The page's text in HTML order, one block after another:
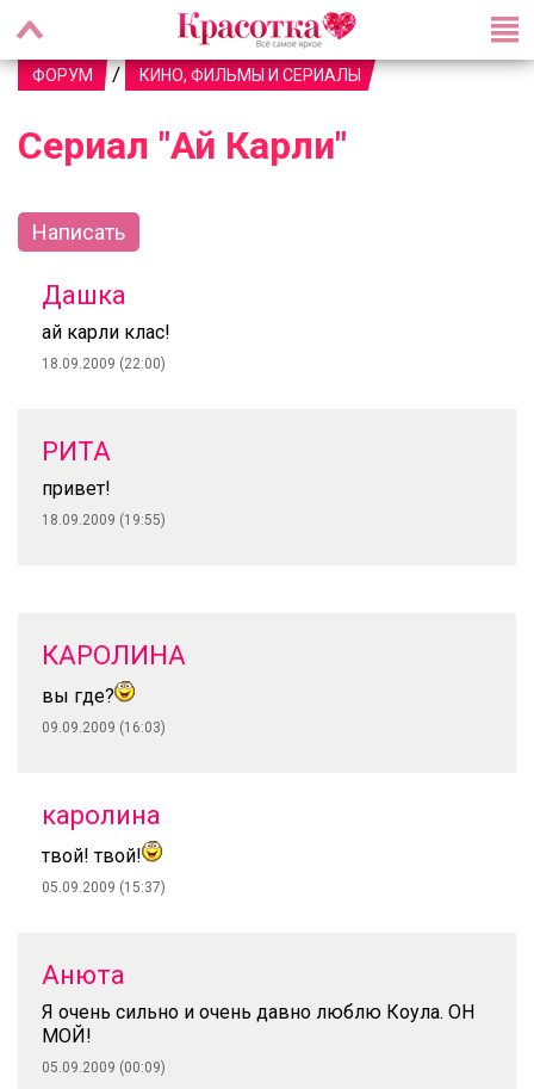
ФОРУМ / КИНО, ФИЛЬМЫ И СЕРИАЛЫ
Сериал "Ай Карли"
Написать
Дашка
ай карли клас!
18.09.2009 (22:00)
РИТА
привет!
18.09.2009 (19:55)
КАРОЛИНА
вы где?
09.09.2009 (16:03)
каролина
твой! твой!
05.09.2009 (15:37)
Анюта
Я очень сильно и очень давно люблю Коула. ОН
МОЙ!
05.09.2009 (00:09)